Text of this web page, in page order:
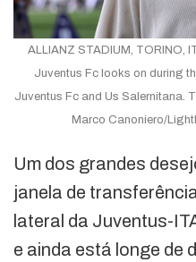
ALLIANZ STADIUM, TORINO,
Juventus Fc looks on during
Juventus Fc and Us Salernitana.
Marco Canoniero/
Um dos grandes
janela de
lateral da Juventus-
e ainda está longe de